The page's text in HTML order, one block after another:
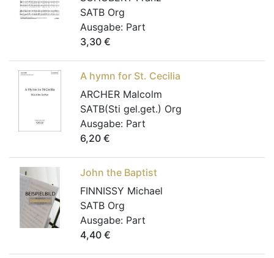
SATB Org
Ausgabe: Part
3,30 €
A hymn for St. Cecilia
ARCHER Malcolm
SATB(Sti gel.get.) Org
Ausgabe: Part
6,20 €
John the Baptist
FINNISSY Michael
SATB Org
Ausgabe: Part
4,40 €